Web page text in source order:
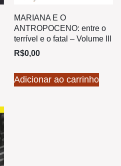
MARIANA E O
ANTROPOCENO: entre o
terrível e o fatal – Volume III
R$0,00
Adicionar ao carrinho